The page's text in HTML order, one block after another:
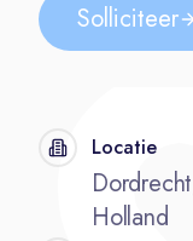
Solliciteer
Locatie
Holland